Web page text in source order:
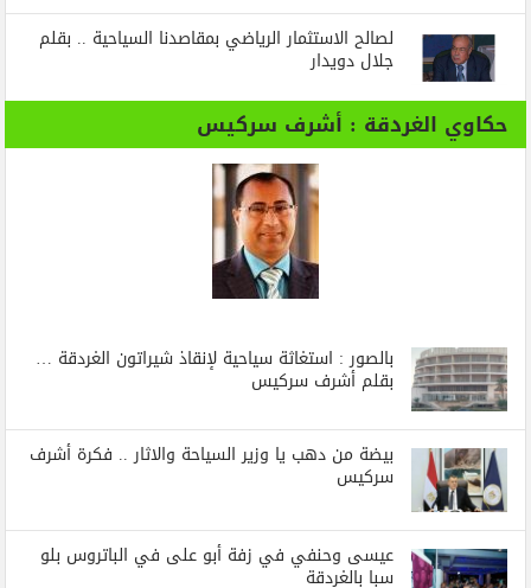
لصالح الاستثمار الرياضي بمقاصدنا السياحية .. بقلم
جلال دويدار
حكاوي الغردقة : أشرف سركيس
بالصور : استغاثة سياحية لإنقاذ شيراتون الغردقة …
بقلم أشرف سركيس
بيضة من دهب يا وزير السياحة والاثار .. فكرة أشرف
سركيس
عيسى وحنفي في زفة أبو على في الباتروس بلو
سبا بالغردقة